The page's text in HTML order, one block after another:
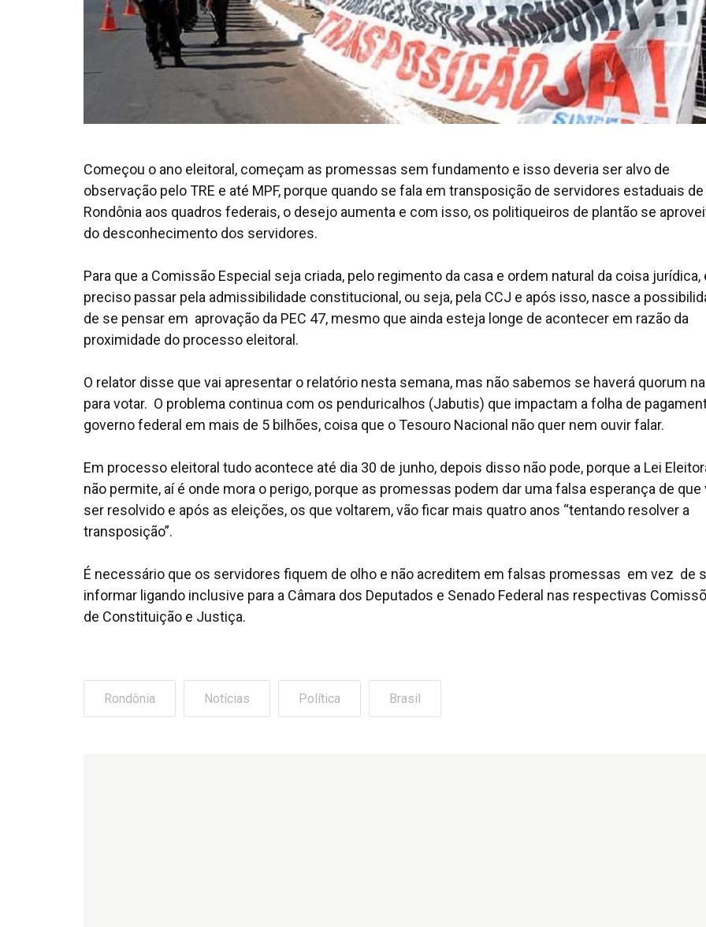
Começou o ano eleitoral, começam as promessas sem fundamento e isso deveria ser alvo de
observação pelo TRE e até MPF, porque quando se fala em transposição de servidores estaduais de
Rondônia aos quadros federais, o desejo aumenta e com isso, os politiqueiros de plantão se
do desconhecimento dos servidores.
Para que a Comissão Especial seja criada, pelo regimento da casa e ordem natural da coisa jurídica,
preciso passar pela admissibilidade constitucional, ou seja, pela CCJ e após isso, nasce a
de se pensar em aprovação da PEC 47, mesmo que ainda esteja longe de acontecer em razão da
proximidade do processo eleitoral.
O relator disse que vai apresentar o relatório nesta semana, mas não sabemos se haverá quorum
para votar. O problema continua com os penduricalhos (Jabutis) que impactam a folha de
governo federal em mais de 5 bilhões, coisa que o Tesouro Nacional não quer nem ouvir falar.
Em processo eleitoral tudo acontece até dia 30 de junho, depois disso não pode, porque a Lei
não permite, aí é onde mora o perigo, porque as promessas podem dar uma falsa esperança de que
ser resolvido e após as eleições, os que voltarem, vão ficar mais quatro anos “tentando resolver a
transposição”.
É necessário que os servidores fiquem de olho e não acreditem em falsas promessas em vez de
informar ligando inclusive para a Câmara dos Deputados e Senado Federal nas respectivas
de Constituição e Justiça.
Rondônia Notícias Política Brasil